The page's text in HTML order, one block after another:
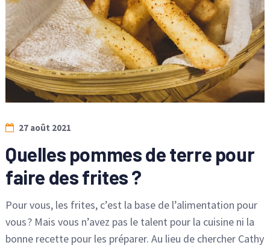
27 août 2021
Quelles pommes de terre pour
faire des frites ?
Pour vous, les frites, c’est la base de l’alimentation pour
vous ? Mais vous n’avez pas le talent pour la cuisine ni la
bonne recette pour les préparer. Au lieu de chercher Cathy